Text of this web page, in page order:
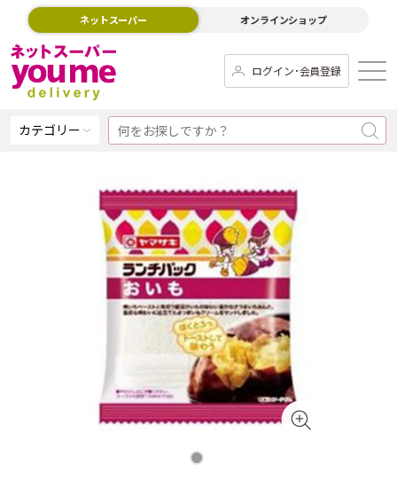
ネットスーパー オンラインショップ
ログイン･会員登録
カテゴリー